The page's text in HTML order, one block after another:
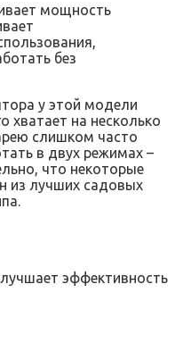
мощность
без
у этой модели
хватает на несколько
слишком часто
в двух режимах –
что некоторые
из лучших садовых
эффективность